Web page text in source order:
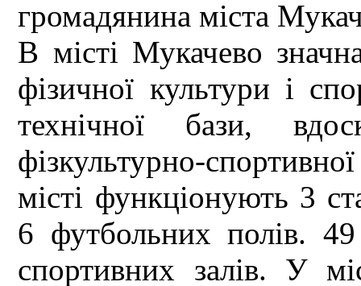
громадянина міста
В місті Мукачево
фізичної культури і
технічної бази,
фізкультурно-
місті функціонують 3
6 футбольних полів.
спортивних залів. У